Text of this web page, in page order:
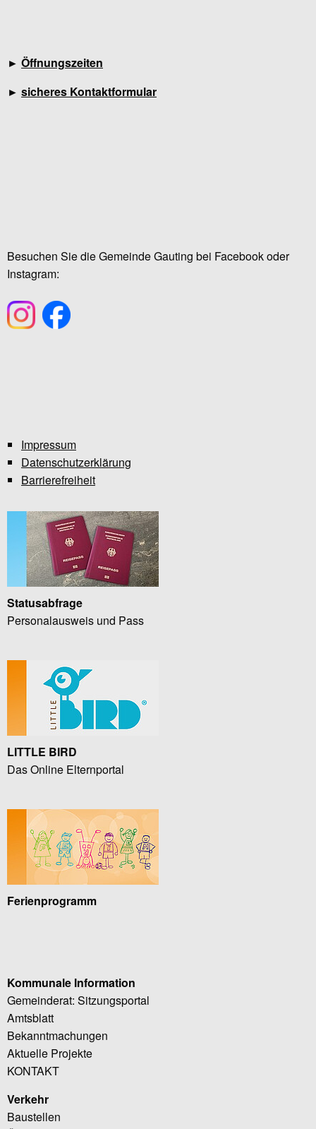
► Öffnungszeiten
► sicheres Kontaktformular
Besuchen Sie die Gemeinde Gauting bei Facebook oder
Instagram:
Impressum
Datenschutzerklärung
Barrierefreiheit
Statusabfrage
Personalausweis und Pass
LITTLE BIRD
Das Online Elternportal
Ferienprogramm
Kommunale Information
Gemeinderat: Sitzungsportal
Amtsblatt
Bekanntmachungen
Aktuelle Projekte
KONTAKT
Verkehr
Baustellen